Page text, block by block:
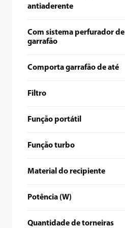
Caixa de Som Amplificada
413L (1)
3 xícaras (1 )
1L (1)
1,6L (1)
antiaderente
Com sistema perfurador de
garrafão
Comporta garrafão de até
Filtro
Função portátil
Função turbo
Material do recipiente
Potência (W)
Quantidade de torneiras